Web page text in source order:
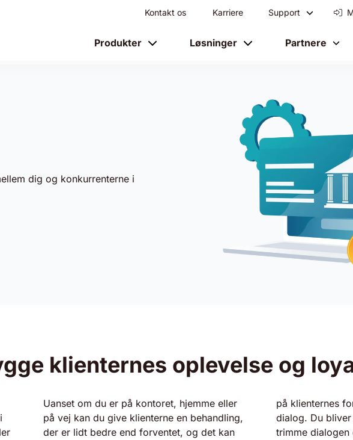
Kontakt os Karriere Support
Produkter Løsninger Partnere
dig og konkurrenterne i
klienternes oplevelse og
Uanset om du er på kontoret, hjemme eller
på vej kan du give klienterne en behandling,
der er lidt bedre end forventet, og det kan
på klienternes
dialog. Du
trimme